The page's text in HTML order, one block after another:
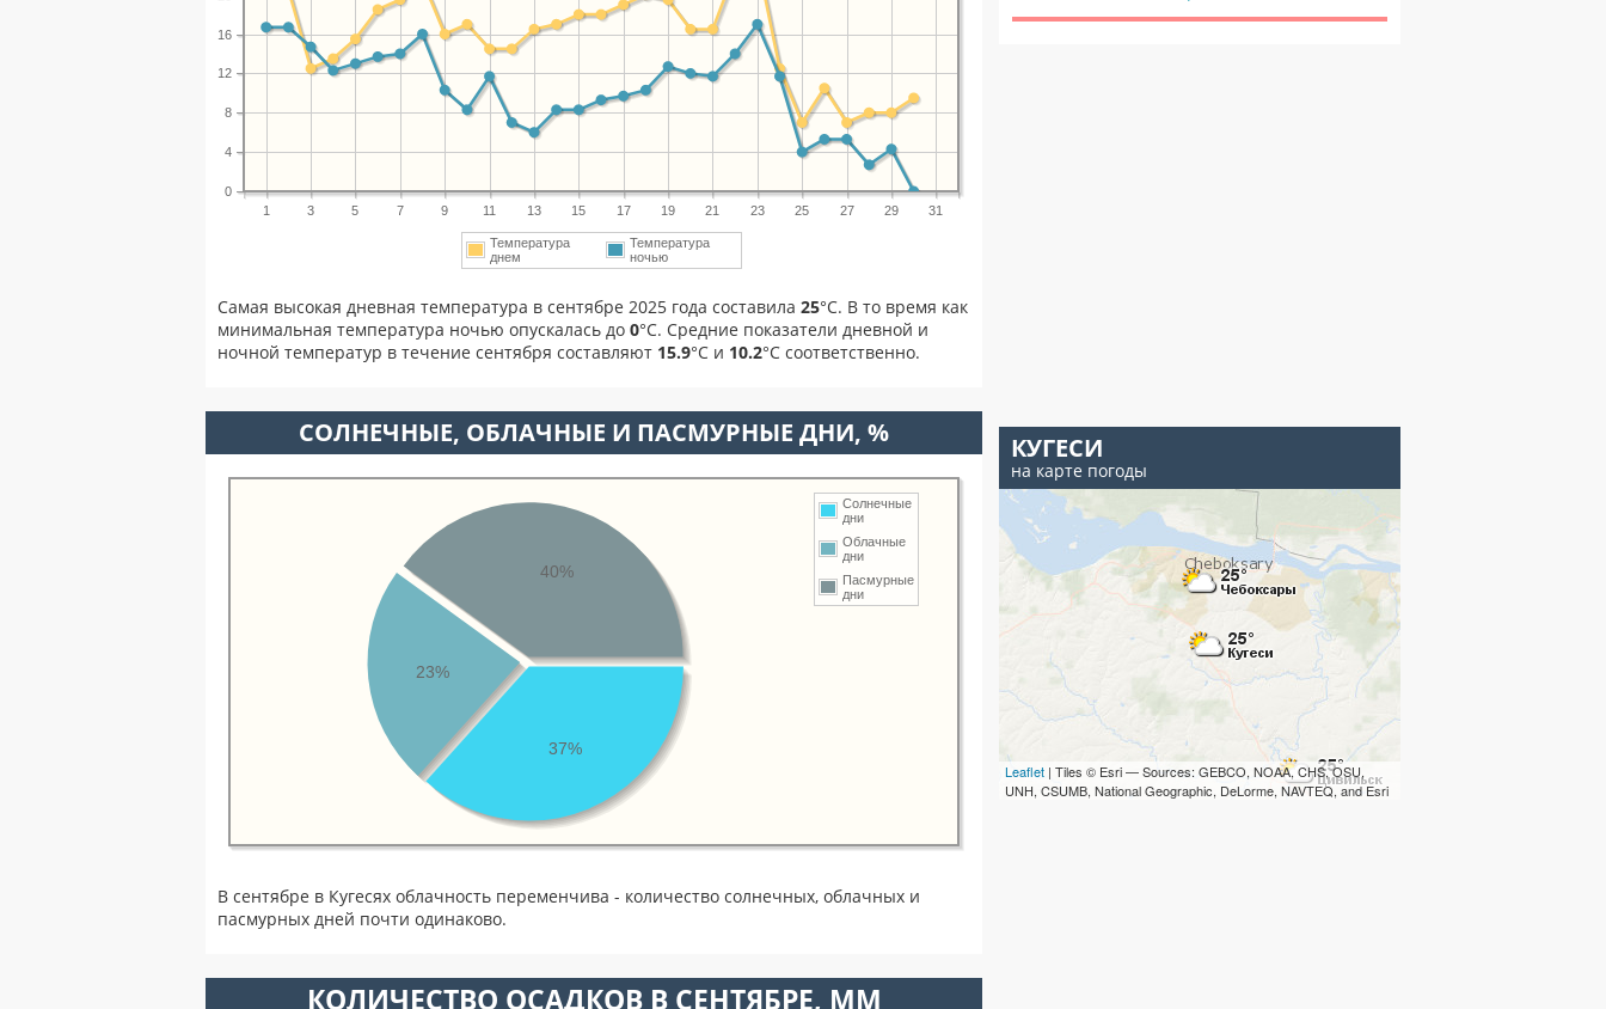
1 3 5 7 9 11 13 15 17 19 21 23 25 27 29 31
0
4
8
12
16
Температура
днем
Температура
ночью
Самая высокая дневная температура в сентябре 2025 года составила 25°С. В то время как
минимальная температура ночью опускалась до 0°C. Средние показатели дневной и
ночной температур в течение сентября составляют 15.9°С и 10.2°С соответственно.
CОЛНЕЧНЫЕ, ОБЛАЧНЫЕ И ПАСМУРНЫЕ ДНИ, %
Солнечные
дни
Облачные
дни
Пасмурные
дни
37%
23%
40%
В сентябре в Кугесях облачность переменчива - количество солнечных, облачных и
пасмурных дней почти одинаково.
КОЛИЧЕСТВО ОСАДКОВ В СЕНТЯБРЕ, ММ
КУГЕСИ
на карте погоды
Leaflet | Tiles © Esri — Sources: GEBCO, NOAA, CHS, OSU,
UNH, CSUMB, National Geographic, DeLorme, NAVTEQ, and Esri